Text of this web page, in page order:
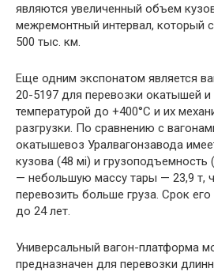
являются увеличенный объем
межремонтный интервал, который
500 тыс. км.
Еще одним экспонатом является
20-5197 для перевозки окатышей и
температурой до +400°C и их
разгрузки. По сравнению с
окатышевоз Уралвагонзавода
кузова (48 мі) и грузоподъемность
— небольшую массу тары — 23,9 т,
перевозить больше груза. Срок
до 24 лет.
Универсальный вагон-платформа
предназначен для перевозки